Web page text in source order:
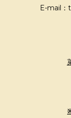
E-mail